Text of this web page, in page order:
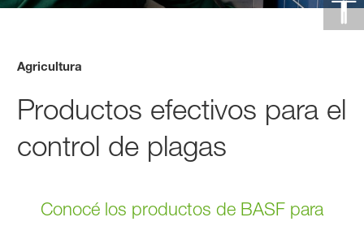
Agricultura
Productos efectivos para el
control de plagas
Conocé los productos de BASF para